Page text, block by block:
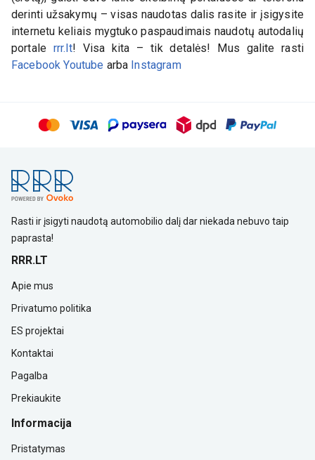
derinti užsakymų – visas naudotas dalis rasite ir įsigysite
internetu keliais mygtuko paspaudimais naudotų autodalių
portale rrr.lt! Visa kita – tik detalės! Mus galite rasti
Facebook Youtube arba Instagram
Rasti ir įsigyti naudotą automobilio dalį dar niekada nebuvo taip
paprasta!
RRR.LT
Apie mus
Privatumo politika
ES projektai
Kontaktai
Pagalba
Prekiaukite
Informacija
Pristatymas